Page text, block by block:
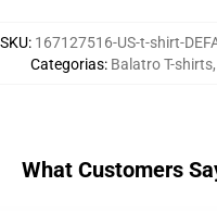
SKU: 167127516-US-t-shirt-
Categorias: Balatro T-shirts,
What Customers